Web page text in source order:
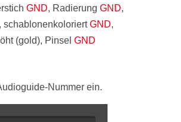
GND, Radierung GND,
, schablonenkoloriertGND,
(gold), Pinsel GND
Nummer ein.